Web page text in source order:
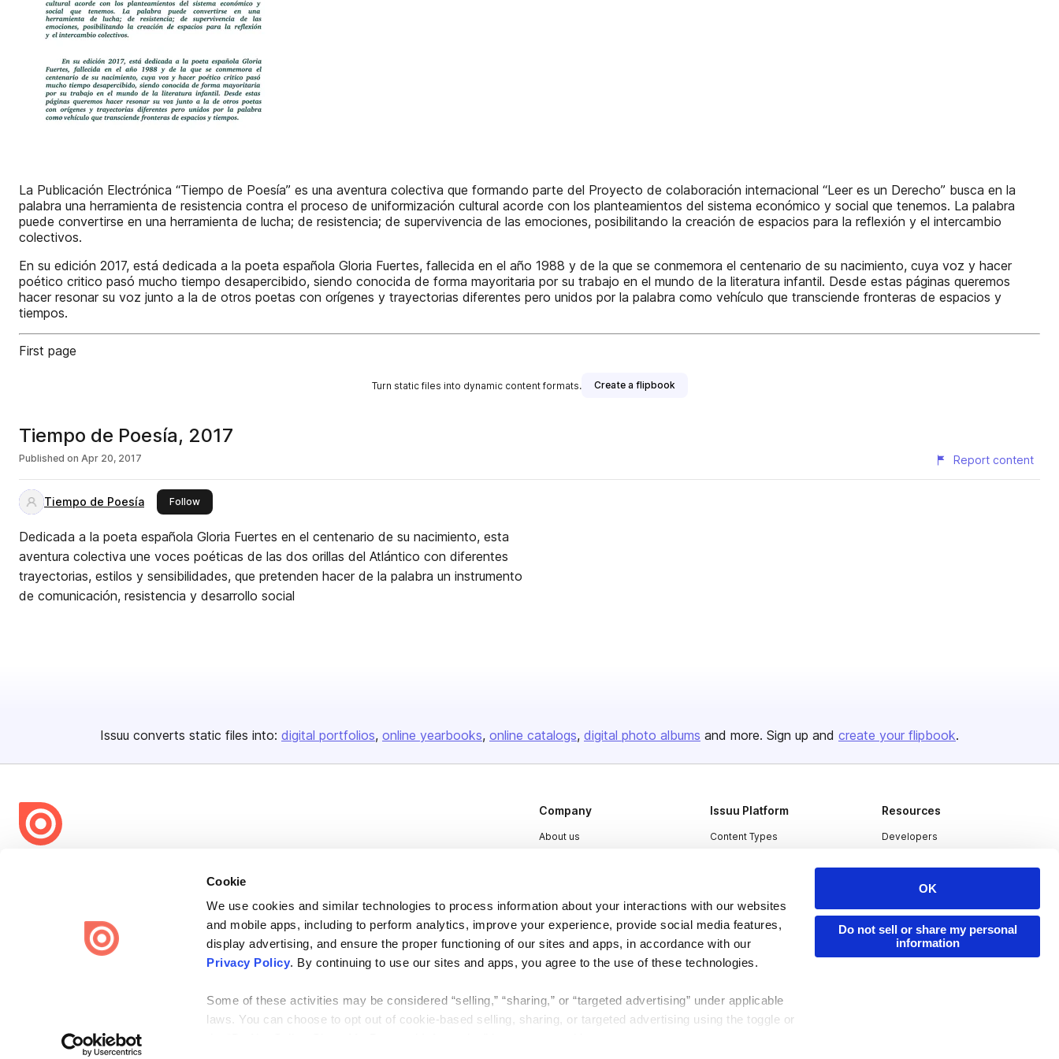
Cookie
We use cookies and similar technologies to process information about your interactions with our websites
and mobile apps, including to perform analytics, improve your experience, provide social media features,
display advertising, and ensure the proper functioning of our sites and apps, in accordance with our
Privacy Policy. By continuing to use our sites and apps, you agree to the use of these technologies.
Some of these activities may be considered “selling,” “sharing,” or “targeted advertising” under applicable
laws. You can choose to opt out of cookie-based selling, sharing, or targeted advertising using the toggle or
OK
Do not sell or share my personal
information
La Publicación Electrónica “Tiempo de Poesía” es una aventura colectiva que ­formando parte del Proyecto de colaboración internacional “Leer es un Derecho”­ busca en la
palabra una herramienta de resistencia contra el proceso de uniformización cultural acorde con los planteamientos del sistema económico y social que tenemos. La palabra
puede convertirse en una herramienta de lucha; de resistencia; de supervivencia de las emociones, posibilitando la creación de espacios para la reflexión y el intercambio
colectivos.
En su edición 2017, está dedicada a la poeta española Gloria Fuertes, fallecida en el año 1988 y de la que se conmemora el centenario de su nacimiento, cuya voz y hacer
poético critico pasó mucho tiempo desapercibido, siendo conocida de forma mayoritaria por su trabajo en el mundo de la literatura infantil. Desde estas páginas queremos
hacer resonar su voz junto a la de otros poetas con orígenes y trayectorias diferentes pero unidos por la palabra como vehículo que transciende fronteras de espacios y
tiempos.
First page
Turn static files into dynamic content formats. Create a flipbook
Tiempo de Poesía, 2017
Published on Apr 20, 2017 Report content
Tiempo de Poesía Followthis publisher
Dedicada a la poeta española Gloria Fuertes en el centenario de su nacimiento, esta
aventura colectiva une voces poéticas de las dos orillas del Atlántico con diferentes
trayectorias, estilos y sensibilidades, que pretenden hacer de la palabra un instrumento
de comunicación, resistencia y desarrollo social
Issuu converts static files into: digital portfolios online yearbooks online catalogs digital photo albums and more. Sign up and create your flipbook.
share everywhere.
Issuu turns PDFs and other files into interactive flipbooks and
engaging content for every channel.
Company
About us
Contact
Issuu Platform
Content Types
Resources
Developers
Redeem Code
Privacy Law Enforcement